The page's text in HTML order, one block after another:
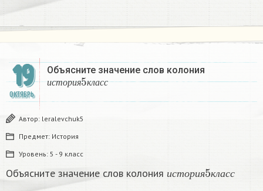
19
ОКТЯБРЬ
Объясните значение слов колония
и с т о р ия кл а с с
история5 класс
Автор: leralevchuk5
Предмет: История
Уровень: 5 - 9 класс
Объясните значение слов колония и с т о р ия кл а с с
я